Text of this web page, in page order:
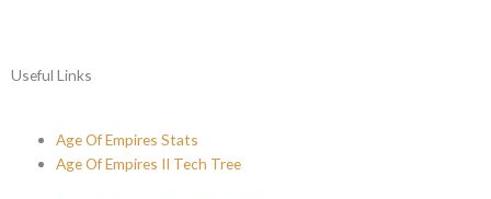
Useful Links
Age Of Empires Stats
Age Of Empires II Tech Tree